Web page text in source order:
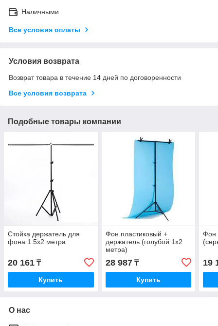
Наличными
Все условия оплаты
Условия возврата
Возврат товара в течение 14 дней по договоренности
Все условия возврата
Подобные товары компании
Стойка держатель для
фона 1.5х2 метра
20 161 ₸
Купить
Фон пластиковый +
держатель (голубой 1х2
метра)
28 987₸
Купить
Фон
19
О нас